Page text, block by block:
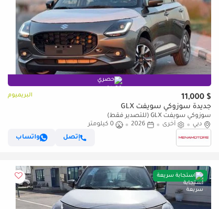
حصري
$ 11,000 البريميوم
جديدة سوزوكي سويفت GLX
سوزوكي سويفت GLX (للتصدير فقط)
دبي
أخرى 2026
0 كيلومتر
إتصل
واتساب
استجابة سريعة